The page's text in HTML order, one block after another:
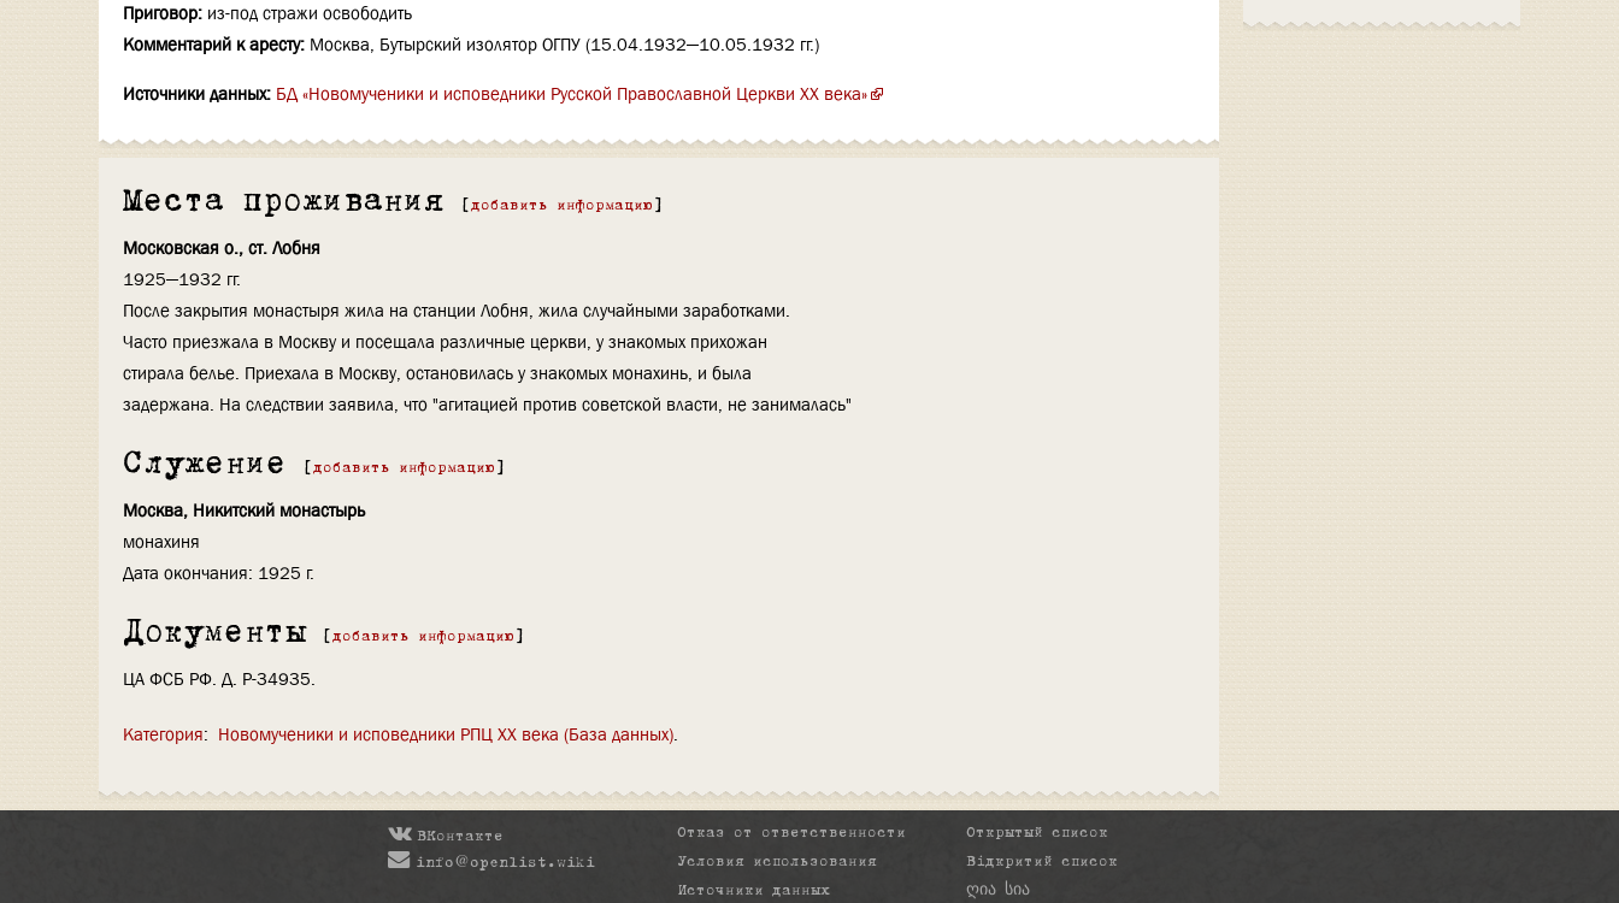
Приговор: из-под стражи освободить
Комментарий к аресту: Москва, Бутырский изолятор ОГПУ (15.04.1932—10.05.1932 гг.)
Источники данных: БД «Новомученики и исповедники Русской Православной Церкви XX века»
Места проживания [ добавить информацию ]
Московская о., ст. Лобня
1925—1932 гг.
После закрытия монастыря жила на станции Лобня, жила случайными заработками.
Часто приезжала в Москву и посещала различные церкви, у знакомых прихожан
стирала белье. Приехала в Москву, остановилась у знакомых монахинь, и была
задержана. На следствии заявила, что "агитацией против советской власти, не занималась"
Служение [ добавить информацию ]
Москва, Никитский монастырь
монахиня
Дата окончания: 1925 г.
Документы [ добавить информацию ]
ЦА ФСБ РФ. Д. Р-34935.
Категория: Новомученики и исповедники РПЦ XX века (База данных)
ВКонтакте
info@openlist.wiki
Отказ от ответственности
Условия использования
Источники данных
Открытый список
Відкритий список
ღია სია